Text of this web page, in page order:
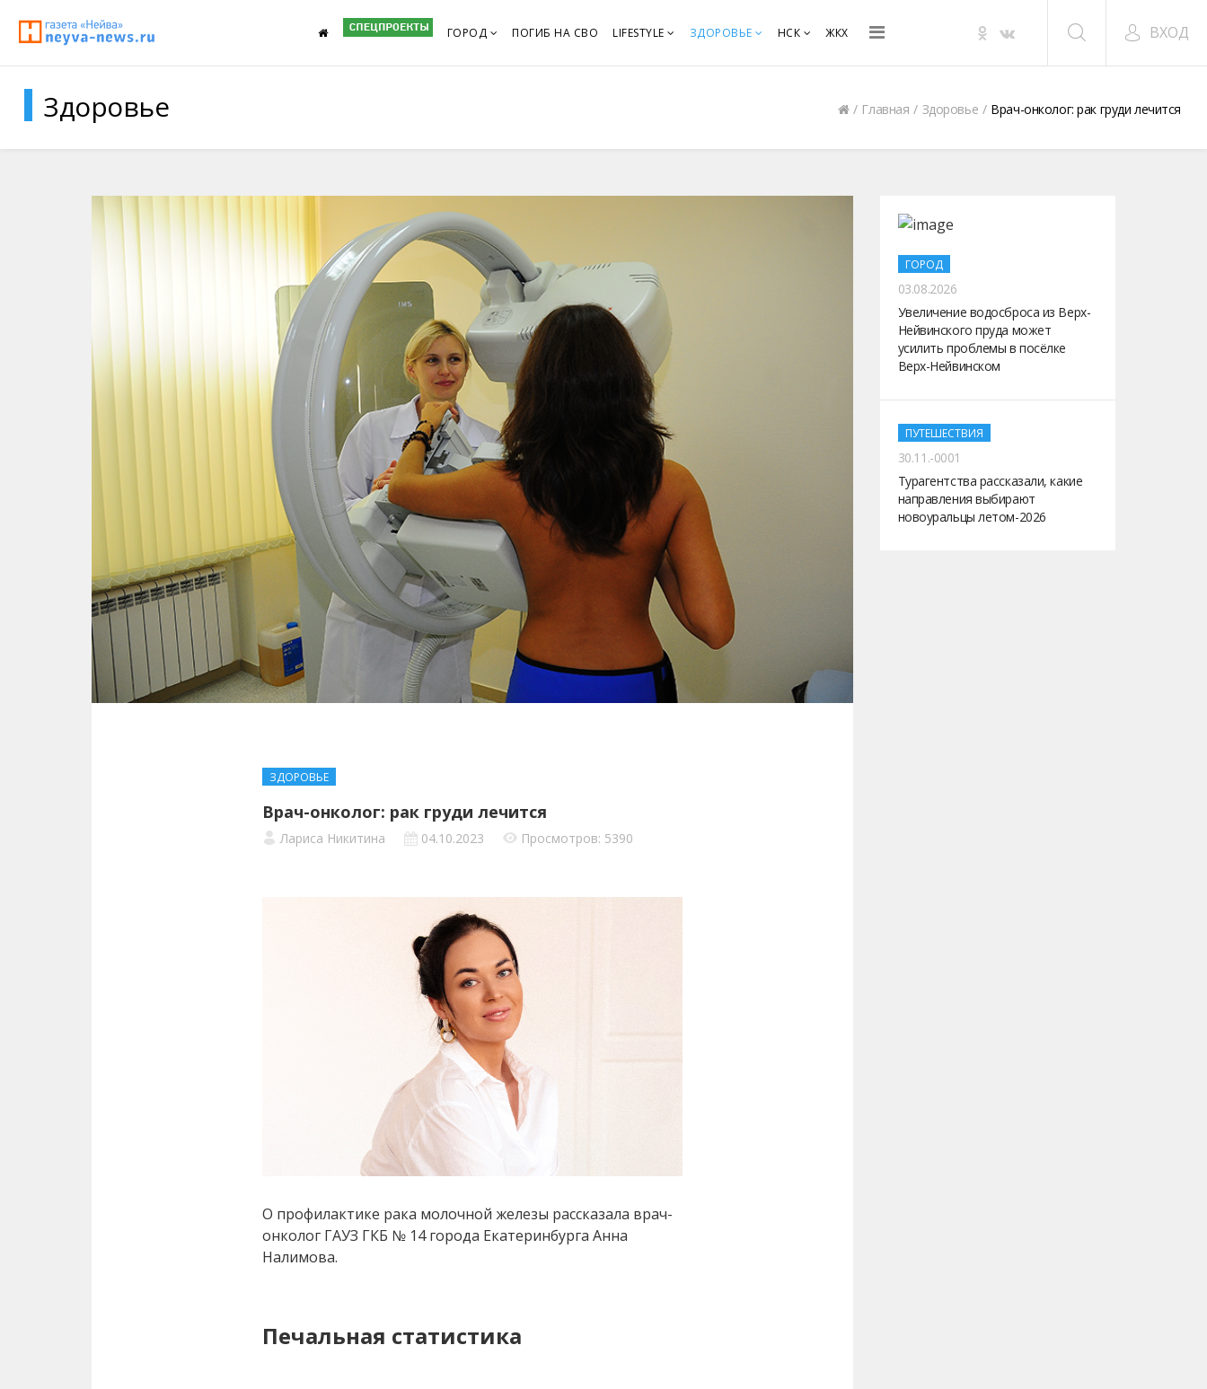
ГОРОД ПОГИБ НА СВО LIFESTYLE ЗДОРОВЬЕ НСК ЖКХ ВХОД
Здоровье Главная Здоровье Врач-онколог: рак груди лечится
ЗДОРОВЬЕ
Врач-онколог: рак груди лечится
Лариса Никитина 04.10.2023 Просмотров: 5390
О профилактике рака молочной железы рассказала врач-
онколог ГАУЗ ГКБ № 14 города Екатеринбурга Анна
Налимова.
Печальная статистика
ГОРОД
03.08.2026
Увеличение водосброса из Верх-
Нейвинского пруда может
усилить проблемы в посёлке
Верх-Нейвинском
ПУТЕШЕСТВИЯ
30.11.-0001
Турагентства рассказали, какие
направления выбирают
новоуральцы летом-2026